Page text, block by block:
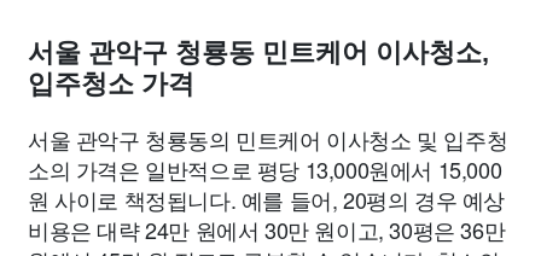
서울 관악구 청룡동 민트케어 이사청소,
입주청소 가격
서울 관악구 청룡동의 민트케어 이사청소 및 입주청
소의 가격은 일반적으로 평당 13,000원에서 15,000
원 사이로 책정됩니다. 예를 들어, 20평의 경우 예상
비용은 대략 24만 원에서 30만 원이고, 30평은 36만